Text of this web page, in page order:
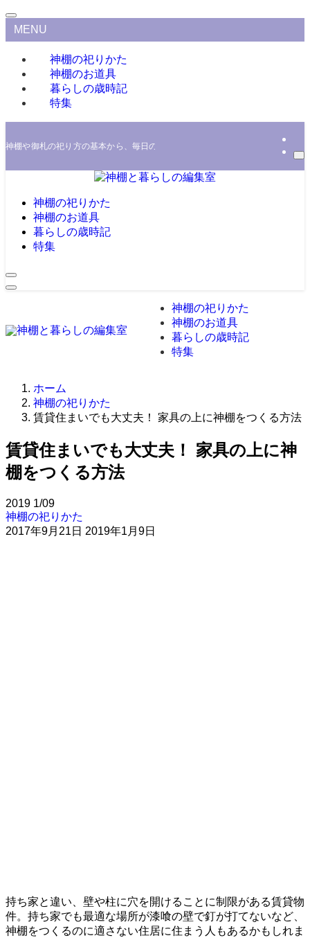
MENU
神棚の祀りかた
神棚のお道具
暮らしの歳時記
特集
神棚や御札の祀り方の基本から、毎日の奉仕をわかりやすく解説するほか、家
神棚の祀りかた
神棚のお道具
暮らしの歳時記
特集
神棚の祀りかた
神棚のお道具
暮らしの歳時記
特集
ホーム
神棚の祀りかた
賃貸住まいでも大丈夫！ 家具の上に神棚をつくる方法
賃貸住まいでも大丈夫！ 家具の上に神
棚をつくる方法
2019 1/09
神棚の祀りかた
2017年9月21日 2019年1月9日
持ち家と違い、壁や柱に穴を開けることに制限がある賃貸物
件。持ち家でも最適な場所が漆喰の壁で釘が打てないなど、
神棚をつくるのに適さない住居に住まう人もあるかもしれま